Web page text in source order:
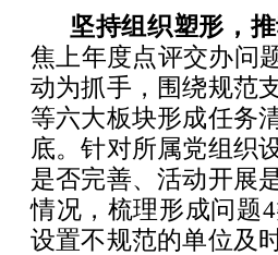
坚持组织塑形，
焦上年度点评交办问
动为抓手，围绕规范
等六大板块形成任务
底。针对所属党组织
是否完善、活动开展
情况，梳理形成问题
设置不规范的单位及